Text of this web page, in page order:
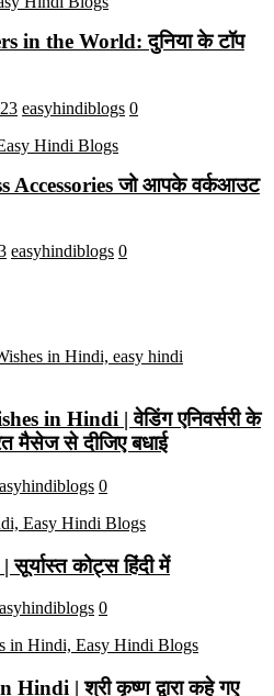
in the World: दुनिया के टॉप
easyhindiblogs 0
Accessories जो आपके वर्कआउट
easyhindiblogs 0
in Hindi | वेडिंग एनिवर्सरी के
मैसेज से दीजिए बधाई
0
कोट्स हिंदी में
0
| श्री कृष्ण द्वारा कहे गए